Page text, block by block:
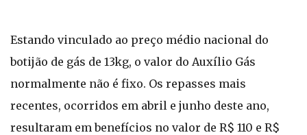
Estando vinculado ao preço médio nacional do
botijão de gás de 13kg, o valor do Auxílio Gás
normalmente não é fixo. Os repasses mais
recentes, ocorridos em abril e junho deste ano,
resultaram em benefícios no valor de R$ 110 e R$